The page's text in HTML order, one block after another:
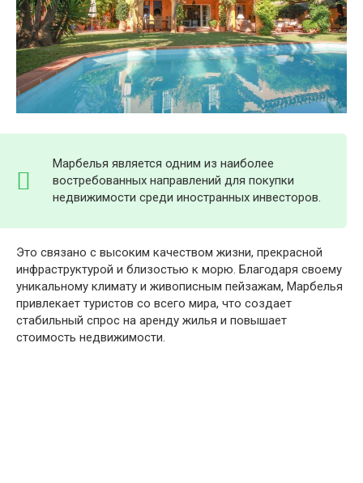
Марбелья является одним из наиболее
востребованных направлений для покупки
недвижимости среди иностранных инвесторов.
Это связано с высоким качеством жизни, прекрасной
инфраструктурой и близостью к морю. Благодаря своему
уникальному климату и живописным пейзажам, Марбелья
привлекает туристов со всего мира, что создает
стабильный спрос на аренду жилья и повышает
стоимость недвижимости.